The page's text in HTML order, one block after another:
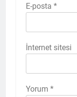
E-posta *
İnternet sitesi
Yorum *